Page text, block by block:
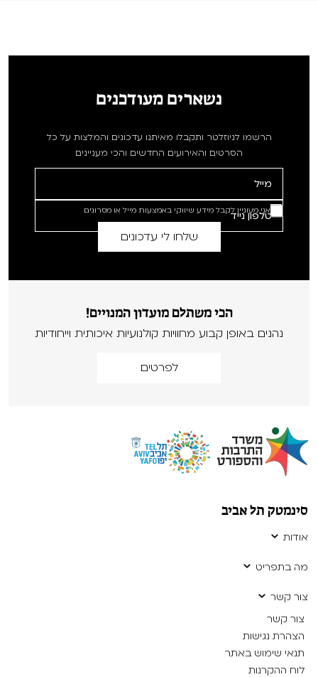
נשארים מעודכנים
הרשמו לניוזלטר ותקבלו מאיתנו עדכונים והמלצות על כל
הסרטים והאירועים החדשים והכי מעניינים
אני מעוניין לקבל מידע שיווקי באמצעות מייל או מסרונים
הכי משתלם מועדון המנויים!
נהנים באופן קבוע מחוויות קולנועיות איכותית וייחודיות
לפרטים
סינמטק תל אביב
אודות
מה בתפריט
צור קשר
צור קשר
הצהרת נגישות
תנאי שימוש באתר
לוח ההקרנות